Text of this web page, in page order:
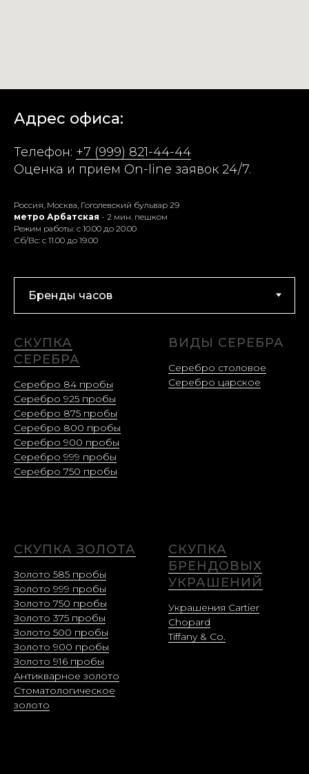
Адрес офиса:
Телефон: +7 (999) 821-44-44
Оценка и прием On-line заявок 24/7.
Россия, Москва, Гоголевский бульвар 29
метро Арбатская - 2 мин. пешком
Режим работы: с 10.00 до 20.00
Сб/Вс: с 11.00 до 19.00
СКУПКА
СЕРЕБРА
Серебро 84 пробы
Серебро 925 пробы
Серебро 875 пробы
Серебро 800 пробы
Серебро 900 пробы
Серебро 999 пробы
Серебро 750 пробы
ВИДЫ СЕРЕБРА
Серебро столовое
Серебро царское
СКУПКА ЗОЛОТА
Золото 585 пробы
Золото 999 пробы
Золото 750 пробы
Золото 375 пробы
Золото 500 пробы
Золото 900 пробы
Золото 916 пробы
Антикварное золото
Стоматологическое
золото
СКУПКА
БРЕНДОВЫХ
УКРАШЕНИЙ
Украшения Cartier
Chopard
Tiffany & Co.